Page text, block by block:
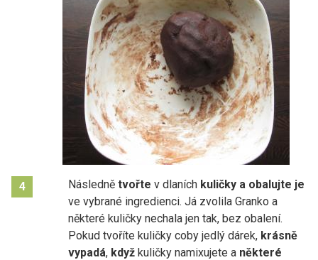
4 Následně tvořte v dlaních kuličky a obalujte je
ve vybrané ingredienci. Já zvolila Granko a
některé kuličky nechala jen tak, bez obalení.
Pokud tvoříte kuličky coby jedlý dárek, krásně
vypadá, když kuličky namixujete a některé